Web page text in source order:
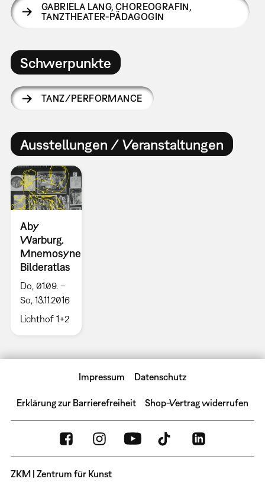
GABRIELA LANG, CHOREOGRAFIN,
TANZTHEATER-PÄDAGOGIN
Schwerpunkte
TANZ/PERFORMANCE
Ausstellungen / Veranstaltungen
Aby
Warburg.
Mnemosyne
Bilderatlas
Do, 01.09. –
So, 13.11.2016
Lichthof 1+2
Impressum Datenschutz
Erklärung zur Barrierefreiheit Shop-Vertrag widerrufen
ZKM | Zentrum für Kunst